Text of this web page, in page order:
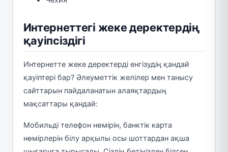
Интернеттегі жеке деректердің
қауіпсіздігі
Интернетте жеке деректерді енгізудің қандай
қауіптері бар? Әлеуметтік желілер мен танысу
сайттарын пайдаланатын алаяқтардың
мақсаттары қандай:
Мобильді телефон нөмірін, банктік карта
нөмірлерін білу арқылы осы шоттардан ақша